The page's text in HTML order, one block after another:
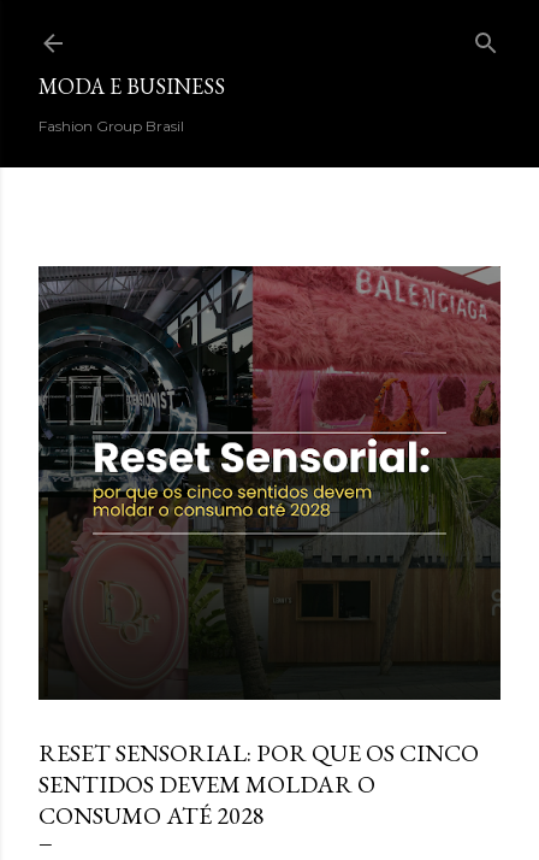
MODA E BUSINESS
Fashion Group Brasil
RESET SENSORIAL: POR QUE OS CINCO
SENTIDOS DEVEM MOLDAR O
CONSUMO ATÉ 2028